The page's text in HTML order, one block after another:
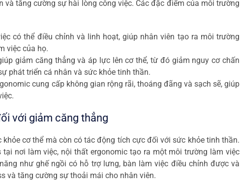
tăng cường sự hài lòng công việc. Các đặc điểm của môi trường
có thể điều chỉnh và linh hoạt, giúp nhân viên tạo ra môi trường
việc của họ.
giảm căng thẳng và áp lực lên cơ thể, từ đó giảm nguy cơ chấn
phát triển cá nhân và sức khỏe tinh thần.
cung cấp không gian rộng rãi, thoáng đãng và sạch sẽ, giúp
với giảm căng thẳng
cơ thể mà còn có tác động tích cực đối với sức khỏe tinh thần.
nơi làm việc, nội thất ergonomic tạo ra một môi trường làm việc
như ghế ngồi có hỗ trợ lưng, bàn làm việc điều chỉnh được và
và tăng cường sự thoải mái cho nhân viên.